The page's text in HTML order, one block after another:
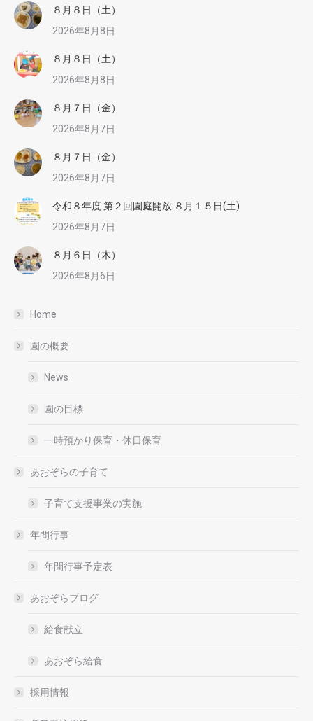
８月８日（土）
2026年8月8日
８月８日（土）
2026年8月8日
８月７日（金）
2026年8月7日
８月７日（金）
2026年8月7日
令和８年度 第２回園庭開放 ８月１５日(土)
2026年8月7日
８月６日（木）
2026年8月6日
Home
園の概要
News
園の目標
一時預かり保育・休日保育
あおぞらの子育て
子育て支援事業の実施
年間行事
年間行事予定表
あおぞらブログ
給食献立
あおぞら給食
採用情報